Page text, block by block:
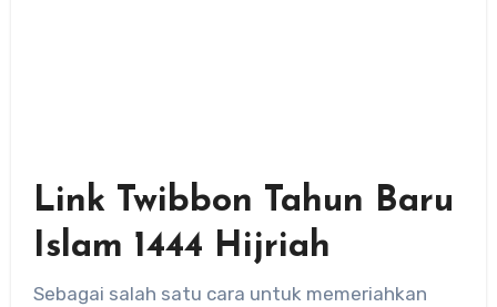
Link Twibbon Tahun Baru
Islam 1444 Hijriah
Sebagai salah satu cara untuk memeriahkan